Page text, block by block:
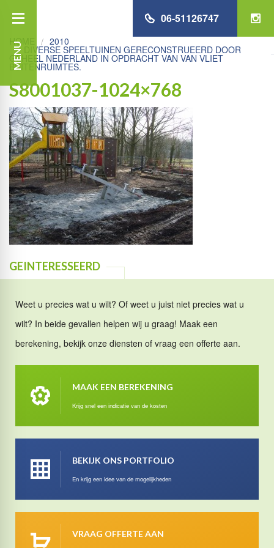
MENU
06-51126747
HOME 2010
DIVERSE SPEELTUINEN GERECONSTRUEERD DOOR
GEHEEL NEDERLAND IN OPDRACHT VAN VAN VLIET
BUITENRUIMTES.
S8001037-1024×768
GEINTERESSEERD
Weet u precies wat u wilt? Of weet u juist niet precies wat u
wilt? In beide gevallen helpen wij u graag! Maak een
berekening, bekijk onze diensten of vraag een offerte aan.
MAAK EEN BEREKENING
Krijg snel een indicatie van de kosten
BEKIJK ONS PORTFOLIO
En krijg een idee van de mogelijkheden
VRAAG OFFERTE AAN